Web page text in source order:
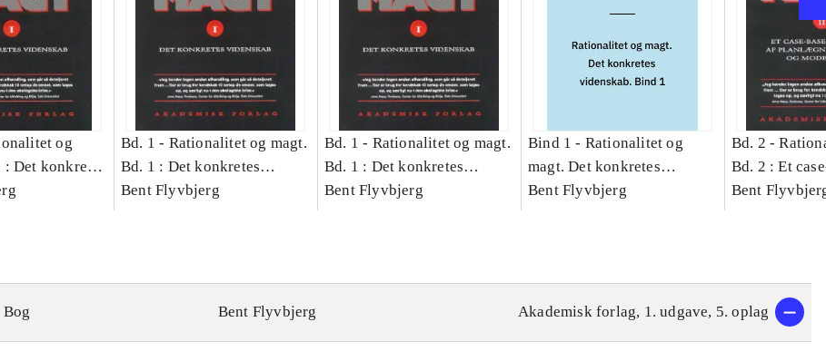
og
Det konkretes
Bd. 1 - Rationalitet og magt.
Bd. 1 : Det konkretes
videnskab
Bent Flyvbjerg
Bd. 1 - Rationalitet og magt.
Bd. 1 : Det konkretes
videnskab
Bent Flyvbjerg
Bind 1 - Rationalitet og
magt. Det konkretes
videnskab. Bind 1
Bent Flyvbjerg
Bd. 2 -
Bd. 2 : Et
studie af
Bent
Bog Bent Flyvbjerg Akademisk forlag, 1. udgave, 5. oplag